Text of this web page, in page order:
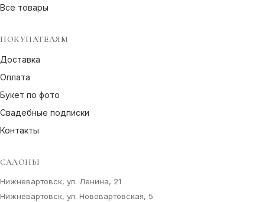
Все товары
ПОКУПАТЕЛЯМ
Доставка
Оплата
Букет по фото
Свадебные подписки
Контакты
САЛОНЫ
Нижневартовск, ул. Ленина, 21
Нижневартовск, ул. Нововартовская, 5